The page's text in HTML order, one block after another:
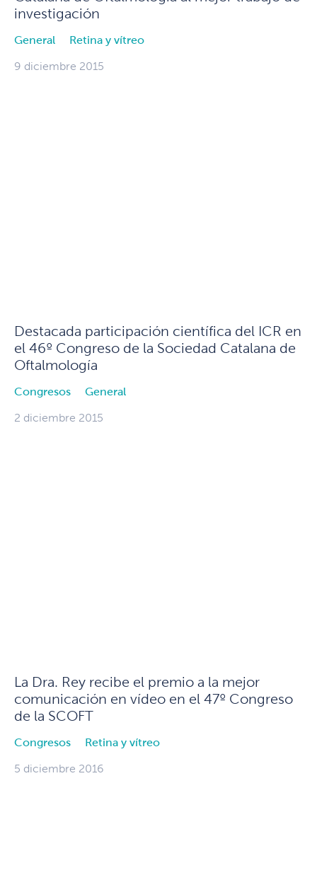
investigación
General Retina y vítreo
9 diciembre 2015
Destacada participación científica del ICR en
el 46º Congreso de la Sociedad Catalana de
Oftalmología
Congresos General
2 diciembre 2015
La Dra. Rey recibe el premio a la mejor
comunicación en vídeo en el 47º Congreso
de la SCOFT
Congresos Retina y vítreo
5 diciembre 2016